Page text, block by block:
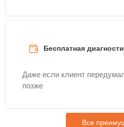
Бесплатная
Даже если клиент
позже
Все